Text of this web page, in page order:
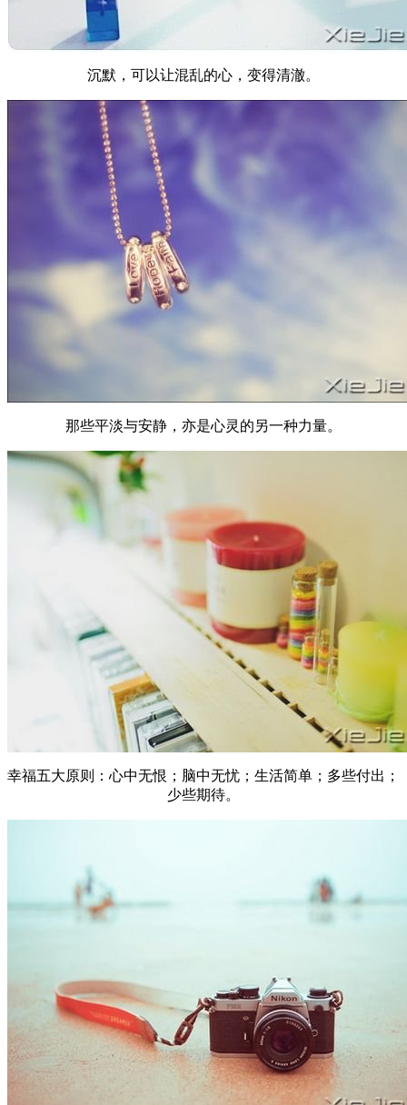
沉默，可以让混乱的心，变得清澈。
那些平淡与安静，亦是心灵的另一种力量。
幸福五大原则：心中无恨；脑中无忧；生活简单；多些付出；
少些期待。